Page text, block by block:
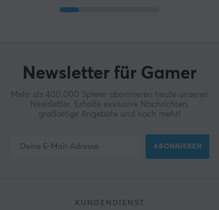
Newsletter für Gamer
Mehr als 400.000 Spieler abonnieren heute unseren
Newsletter. Erhalte exklusive Nachrichten,
großartige Angebote und noch mehr!
ABONNIEREN
KUNDENDIENST